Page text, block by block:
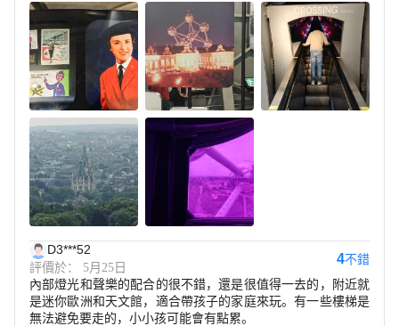
D3***52
評價於： 5月25日
4不錯
內部燈光和聲樂的配合的很不錯，還是很值得一去的，附近就
是迷你歐洲和天文館，適合帶孩子的家庭來玩。有一些樓梯是
無法避免要走的，小小孩可能會有點累。